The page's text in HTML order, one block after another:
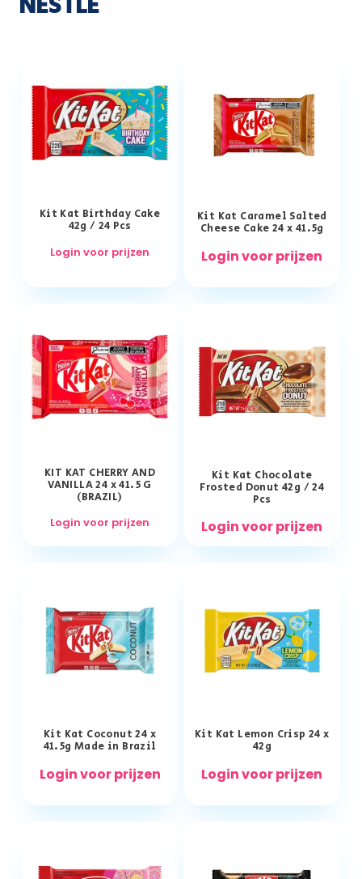
Kit Kat Birthday Cake
42g / 24 Pcs
Login voor prijzen
Kit Kat Caramel Salted
Cheese Cake 24 x 41.5g
Login voor prijzen
KIT KAT CHERRY AND
VANILLA 24 x 41.5 G
(BRAZIL)
Login voor prijzen
Kit Kat Chocolate
Frosted Donut 42g / 24
Pcs
Login voor prijzen
Kit Kat Coconut 24 x
41.5g Made in Brazil
Login voor prijzen
Kit Kat Lemon Crisp 24 x
42g
Login voor prijzen